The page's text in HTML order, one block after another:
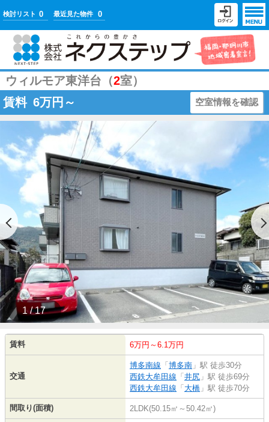
検討リスト 0 最近見た物件 0
ウィルモア東洋台（2室）
賃料 6万円～ 空室情報を確認
1 / 17
賃料 6万円～6.1万円
交通
博多南線 「博多南 」駅 徒歩30分
西鉄大牟田線 「井尻 」駅 徒歩69分
西鉄大牟田線 「大橋 」駅 徒歩70分
間取り(面積) 2LDK(50.15㎡～50.42㎡)